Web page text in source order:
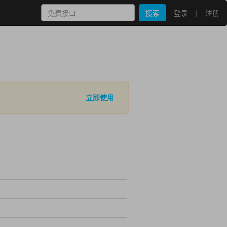
搜索 登录 | 注册
立即使用